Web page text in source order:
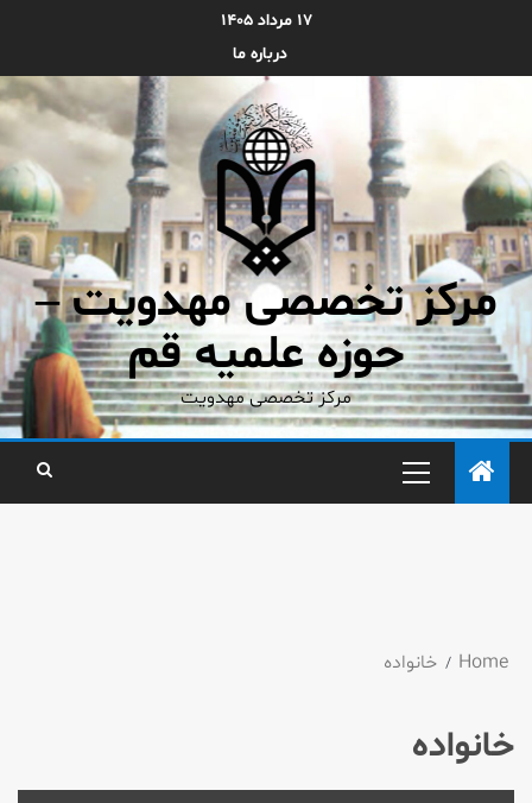
۱۷ مرداد ۱۴۰۵
درباره ما
مرکز تخصصی مهدویت –
حوزه علمیه قم
مرکز تخصصی مهدویت
Home خانواده
خانواده